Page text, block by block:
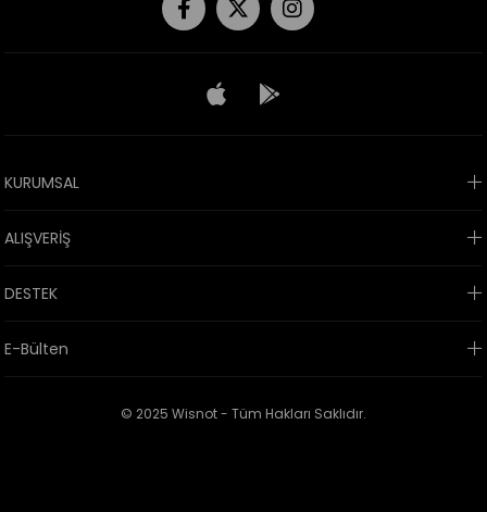
KURUMSAL
ALIŞVERİŞ
DESTEK
E-Bülten
© 2025 Wisnot - Tüm Hakları Saklıdır.